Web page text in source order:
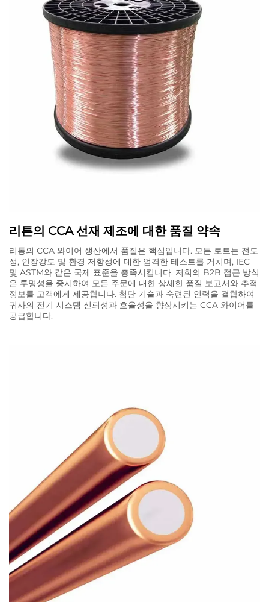
리튼의 CCA 선재 제조에 대한 품질 약속
리통의 CCA 와이어 생산에서 품질은 핵심입니다. 모든 로트는 전도
성, 인장강도 및 환경 저항성에 대한 엄격한 테스트를 거치며, IEC
및 ASTM와 같은 국제 표준을 충족시킵니다. 저희의 B2B 접근 방식
은 투명성을 중시하여 모든 주문에 대한 상세한 품질 보고서와 추적
정보를 고객에게 제공합니다. 첨단 기술과 숙련된 인력을 결합하여
귀사의 전기 시스템 신뢰성과 효율성을 향상시키는 CCA 와이어를
공급합니다.